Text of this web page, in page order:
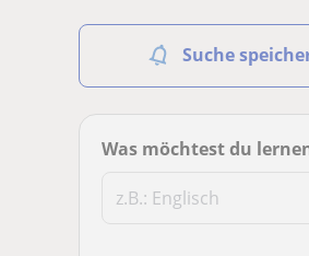
Suche
Was möchtest du